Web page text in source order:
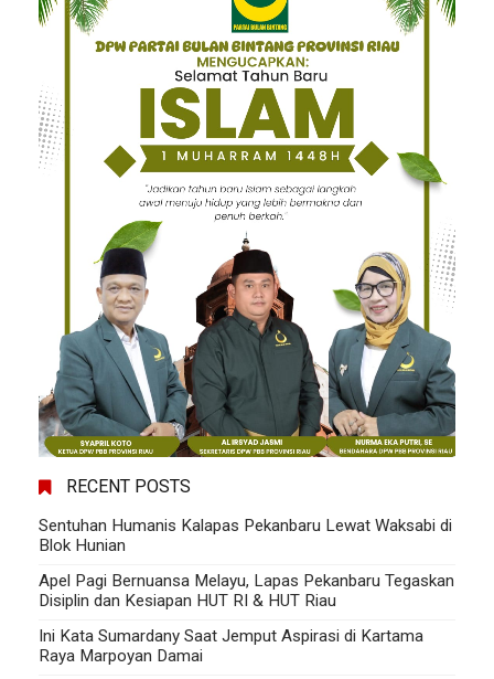
RECENT POSTS
Sentuhan Humanis Kalapas Pekanbaru Lewat Waksabi di
Blok Hunian
Apel Pagi Bernuansa Melayu, Lapas Pekanbaru Tegaskan
Disiplin dan Kesiapan HUT RI & HUT Riau
Ini Kata Sumardany Saat Jemput Aspirasi di Kartama
Raya Marpoyan Damai